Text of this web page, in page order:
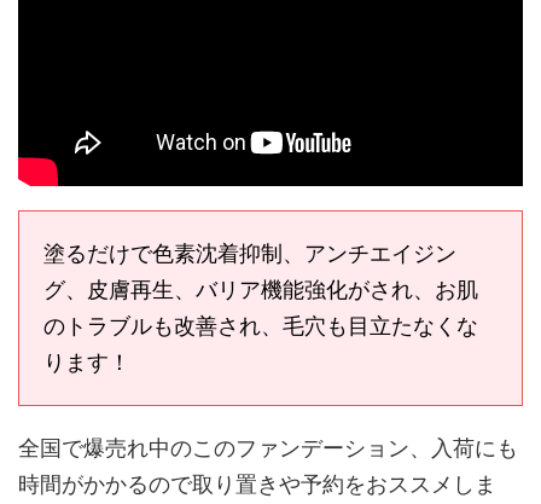
塗るだけで色素沈着抑制、アンチエイジン
グ、皮膚再生、バリア機能強化がされ、お肌
のトラブルも改善され、毛穴も目立たなくな
ります！
全国で爆売れ中のこのファンデーション、入荷にも
時間がかかるので取り置きや予約をおススメしま